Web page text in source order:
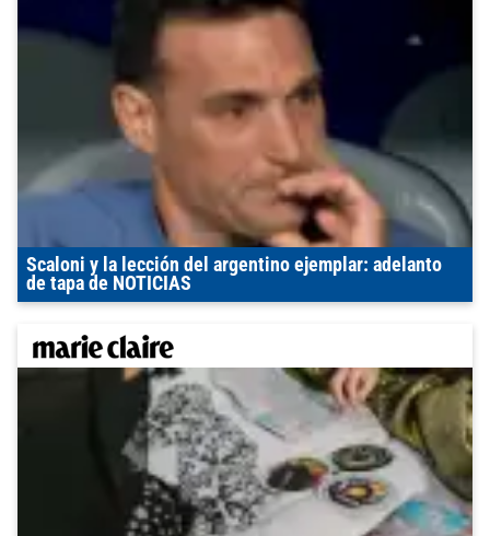
Scaloni y la lección del argentino ejemplar: adelanto
de tapa de NOTICIAS